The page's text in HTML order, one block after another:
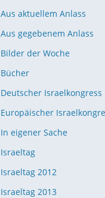
Aus aktuellem Anlass
Aus gegebenem Anlass
Bilder der Woche
Bücher
Deutscher Israelkongress
Europäischer
In eigener Sache
Israeltag
Israeltag 2012
Israeltag 2013